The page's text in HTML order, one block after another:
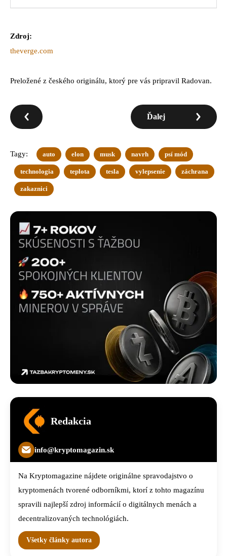
Zdroj:
theverge.com
Preložené z českého originálu, ktorý pre vás pripravil Radovan.
Ďalej
Tagy: auto elon musk navrh psí mód
technologia teplota tesla vylepsenie záchrana
zakaznici
Redakcia
info@kryptomagazin.sk
Na Kryptomagazine nájdete originálne spravodajstvo o
kryptomenách tvorené odborníkmi, ktorí z tohto magazínu
spravili najlepší zdroj informácií o digitálnych menách a
decentralizovaných technológiách.
Všetky články autora